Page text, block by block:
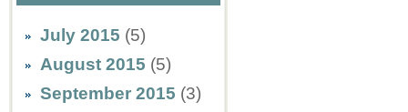
July 2015 (5)
August 2015 (5)
September 2015 (3)